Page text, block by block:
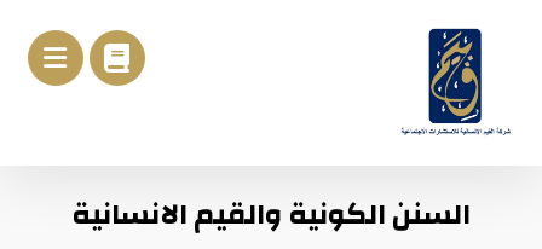
السنن الكونية والقيم الانسانية